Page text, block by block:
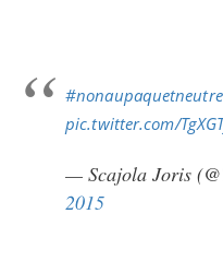
#nonaupaquetneutre
pic.twitter.com/
— Scajola Joris
2015